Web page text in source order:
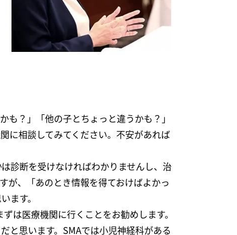
も？」「他の子とちょっと違うかも？」
に相談してみてください。不安があれば
診断を受けなければわかりませんし、治
が、「あのとき情報を得ておけばよかっ
ます。
は医療機関に行くことをお勧めします。
と思います。SMAでは小児神経科がある